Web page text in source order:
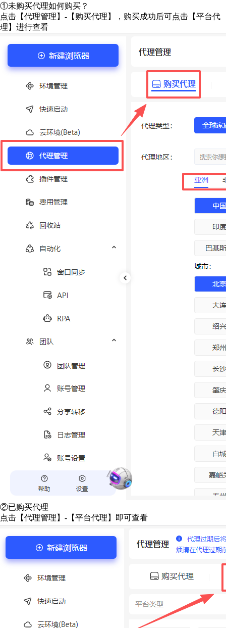
①未购买代理如何购买？
点击【代理管理】-【购买代理】，购买成功后可点击【平台代
理】进行查看
②已购买代理
点击【代理管理】-【平台代理】即可查看